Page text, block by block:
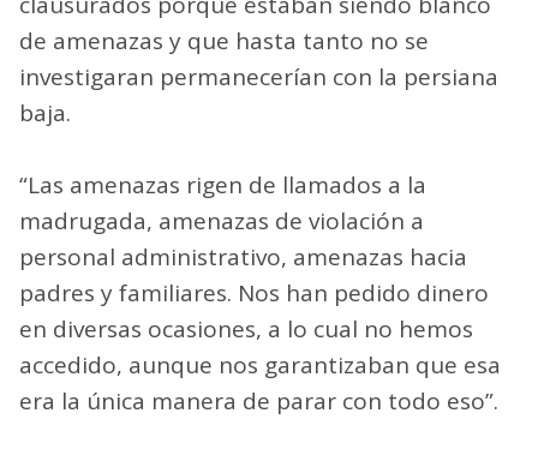
de amenazas y que hasta tanto no se
investigaran permanecerían con la persiana
baja.
“Las amenazas rigen de llamados a la
madrugada, amenazas de violación a
personal administrativo, amenazas hacia
padres y familiares. Nos han pedido dinero
en diversas ocasiones, a lo cual no hemos
accedido, aunque nos garantizaban que esa
era la única manera de parar con todo eso”.